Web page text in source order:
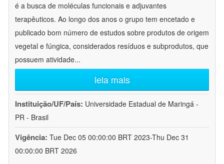
é a busca de moléculas funcionais e adjuvantes
terapêuticos. Ao longo dos anos o grupo tem encetado e
publicado bom número de estudos sobre produtos de origem
vegetal e fúngica, considerados resíduos e subprodutos, que
possuem atividade...
leia mais
Instituição/UF/País: Universidade Estadual de Maringá -
PR - Brasil
Vigência: Tue Dec 05 00:00:00 BRT 2023-Thu Dec 31
00:00:00 BRT 2026